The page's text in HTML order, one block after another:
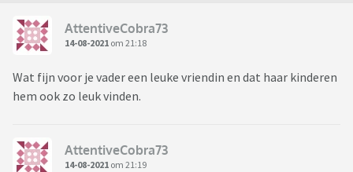
AttentiveCobra73
14-08-2021 om 21:18
Wat fijn voor je vader een leuke vriendin en dat haar kinderen
hem ook zo leuk vinden.
AttentiveCobra73
14-08-2021 om 21:19